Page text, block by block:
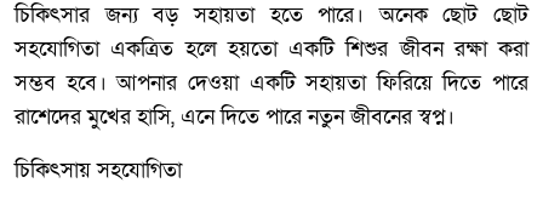
চিকিৎসার জন্য বড় সহায়তা হতে পারে। অনেক ছোট ছোট
সহযোগিতা একত্রিত হলে হয়তো একটি শিশুর জীবন রক্ষা করা
সম্ভব হবে। আপনার দেওয়া একটি সহায়তা ফিরিয়ে দিতে পারে
রাশেদের মুখের হাসি, এনে দিতে পারে নতুন জীবনের স্বপ্ন।
চিকিৎসায় সহযোগিতা